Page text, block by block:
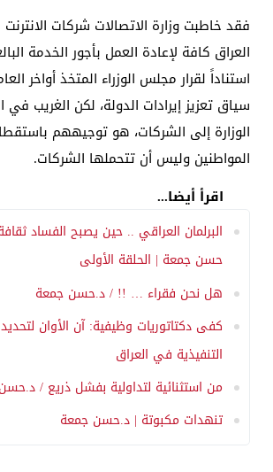
فقد خاطبت وزارة الاتصالات شركات
العراق كافة لإعادة العمل بأجور الخدمة
سياق تعزيز إيرادات الدولة، لكن الغريب في
الوزارة إلى الشركات، هو توجيههم
المواطنين وليس أن تتحملها الشركات.
اقرأ أيضا...
البرلمان العراقي .. حين يصبح الفساد
حسن جمعة | الحلقة الأولى
هل نحن فقراء … !! / د.حسن جمعة
كفى دكتاتوريات وظيفية: آن الأوان
التنفيذية في العراق
من استثنائية لتداولية بفشل ذريع /
تنهدات مكبوتة | د.حسن جمعة